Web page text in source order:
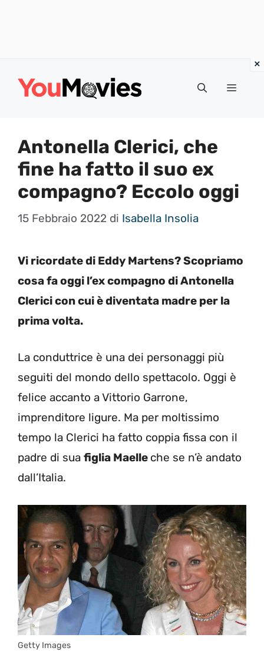
Menu
Antonella Clerici, che
fine ha fatto il suo ex
compagno? Eccolo oggi
15 Febbraio 2022 di Isabella Insolia
Vi ricordate di Eddy Martens? Scopriamo
cosa fa oggi l’ex compagno di Antonella
Clerici con cui è diventata madre per la
prima volta.
La conduttrice è una dei personaggi più
seguiti del mondo dello spettacolo. Oggi è
felice accanto a Vittorio Garrone,
imprenditore ligure. Ma per moltissimo
tempo la Clerici ha fatto coppia fissa con il
padre di sua figlia Maelle che se n’è andato
dall’Italia.
Getty Images